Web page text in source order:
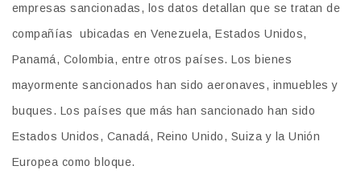
empresas sancionadas, los datos detallan que se tratan de
compañías ubicadas en Venezuela, Estados Unidos,
Panamá, Colombia, entre otros países. Los bienes
mayormente sancionados han sido aeronaves, inmuebles y
buques. Los países que más han sancionado han sido
Estados Unidos, Canadá, Reino Unido, Suiza y la Unión
Europea como bloque.